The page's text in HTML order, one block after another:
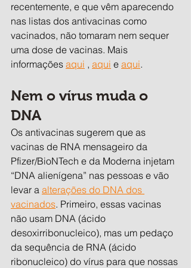
recentemente, e que vêm aparecendo
nas listas dos antivacinas como
vacinados, não tomaram nem sequer
uma dose de vacinas. Mais
informações aqui , aqui e aqui.
Nem o vírus muda o
DNA
Os antivacinas sugerem que as
vacinas de RNA mensageiro da
Pfizer/BioNTech e da Moderna injetam
“DNA alienígena” nas pessoas e vão
levar a alterações do DNA dos
vacinados. Primeiro, essas vacinas
não usam DNA (ácido
desoxirribonucleico), mas um pedaço
da sequência de RNA (ácido
ribonucleico) do vírus para que nossas